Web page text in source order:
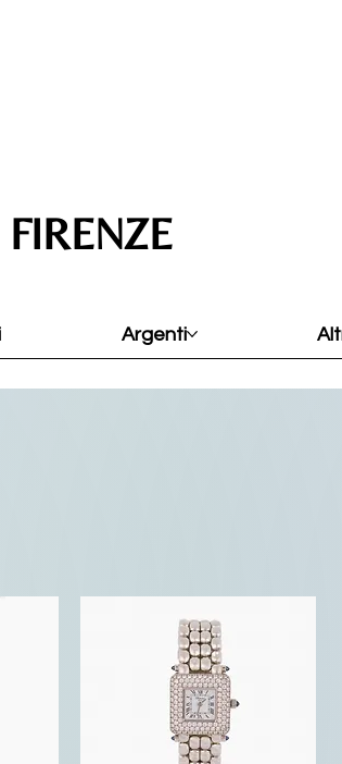
FIRENZE
Argenti